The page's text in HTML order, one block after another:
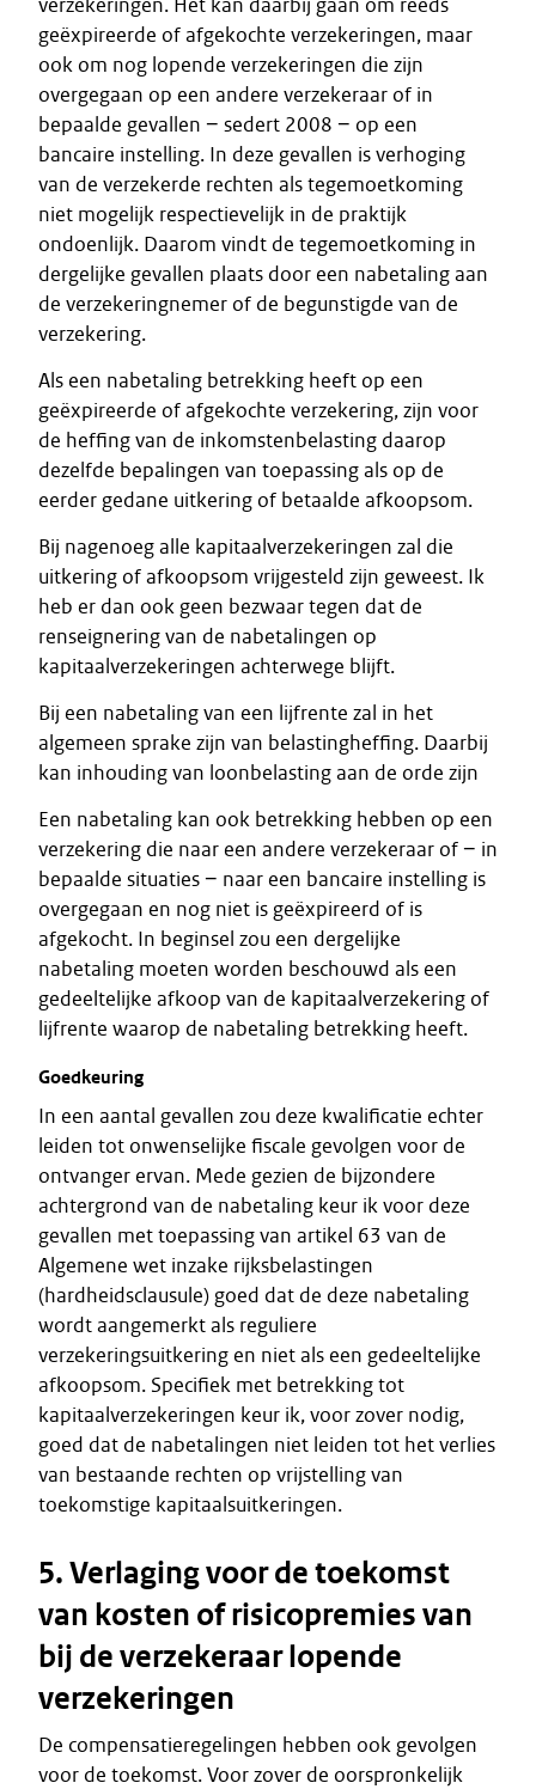
verzekeringen. Het kan daarbij gaan om reeds
geëxpireerde of afgekochte verzekeringen, maar
ook om nog lopende verzekeringen die zijn
overgegaan op een andere verzekeraar of in
bepaalde gevallen − sedert 2008 − op een
bancaire instelling. In deze gevallen is verhoging
van de verzekerde rechten als tegemoetkoming
niet mogelijk respectievelijk in de praktijk
ondoenlijk. Daarom vindt de tegemoetkoming in
dergelijke gevallen plaats door een nabetaling aan
de verzekeringnemer of de begunstigde van de
verzekering.
Als een nabetaling betrekking heeft op een
geëxpireerde of afgekochte verzekering, zijn voor
de heffing van de inkomstenbelasting daarop
dezelfde bepalingen van toepassing als op de
eerder gedane uitkering of betaalde afkoopsom.
Bij nagenoeg alle kapitaalverzekeringen zal die
uitkering of afkoopsom vrijgesteld zijn geweest. Ik
heb er dan ook geen bezwaar tegen dat de
renseignering van de nabetalingen op
kapitaalverzekeringen achterwege blijft.
Bij een nabetaling van een lijfrente zal in het
algemeen sprake zijn van belastingheffing. Daarbij
kan inhouding van loonbelasting aan de orde zijn
Een nabetaling kan ook betrekking hebben op een
verzekering die naar een andere verzekeraar of − in
bepaalde situaties − naar een bancaire instelling is
overgegaan en nog niet is geëxpireerd of is
afgekocht. In beginsel zou een dergelijke
nabetaling moeten worden beschouwd als een
gedeeltelijke afkoop van de kapitaalverzekering of
lijfrente waarop de nabetaling betrekking heeft.
Goedkeuring
In een aantal gevallen zou deze kwalificatie echter
leiden tot onwenselijke fiscale gevolgen voor de
ontvanger ervan. Mede gezien de bijzondere
achtergrond van de nabetaling keur ik voor deze
gevallen met toepassing van artikel 63 van de
Algemene wet inzake rijksbelastingen
(hardheidsclausule) goed dat de deze nabetaling
wordt aangemerkt als reguliere
verzekeringsuitkering en niet als een gedeeltelijke
afkoopsom. Specifiek met betrekking tot
kapitaalverzekeringen keur ik, voor zover nodig,
goed dat de nabetalingen niet leiden tot het verlies
van bestaande rechten op vrijstelling van
toekomstige kapitaalsuitkeringen.
5. Verlaging voor de toekomst
van kosten of risicopremies van
bij de verzekeraar lopende
verzekeringen
De compensatieregelingen hebben ook gevolgen
voor de toekomst. Voor zover de oorspronkelijk